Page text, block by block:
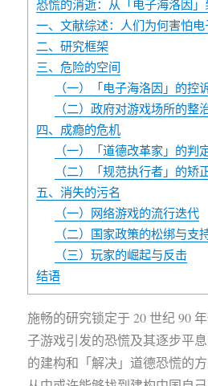
恐慌的消逝：从「电子海洛因
一、文献综述：人们为何害怕电
二、研究框架
三、危险的空间
（一）「电子海洛因」的控
（二）政府对游戏场所的整
四、成瘾的危机
（一）「道德改革家」的判
（二）「规范执行者」的矫
五、消失的污名
（一）网络游戏的流行迭代
（二）国家政策的松绑与支
（三）玩家的崛起与反击
结语
施畅的研究锁定于 20 世纪 90
子游戏引发的恐慌及其逐步平
的建构和「解决」道德恐慌的方